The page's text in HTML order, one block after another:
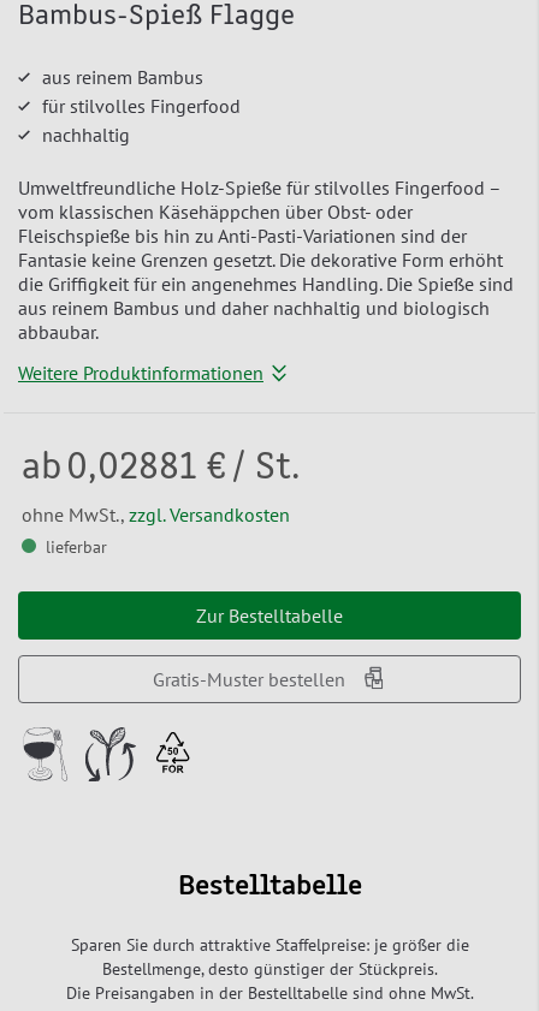
Bambus-Spieß Flagge
aus reinem Bambus
für stilvolles Fingerfood
nachhaltig
Umweltfreundliche Holz-Spieße für stilvolles Fingerfood –
vom klassischen Käsehäppchen über Obst- oder
Fleischspieße bis hin zu Anti-Pasti-Variationen sind der
Fantasie keine Grenzen gesetzt. Die dekorative Form erhöht
die Griffigkeit für ein angenehmes Handling. Die Spieße sind
aus reinem Bambus und daher nachhaltig und biologisch
abbaubar.
Weitere Produktinformationen
ab 0,02881 € / St.
ohne MwSt., zzgl. Versandkosten
lieferbar
Zur Bestelltabelle
Gratis-Muster bestellen
Bestelltabelle
Sparen Sie durch attraktive Staffelpreise: je größer die
Bestellmenge, desto günstiger der Stückpreis.
Die Preisangaben in der Bestelltabelle sind ohne MwSt.